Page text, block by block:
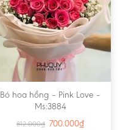
Bó hoa hồng – Pink Love –
Ms:3884
812.000₫ 700.000₫